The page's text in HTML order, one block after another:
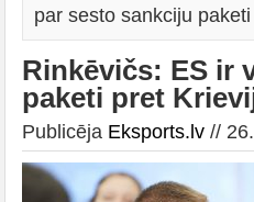
par sesto sankciju
Rinkēvičs: ES ir
paketi pret
Publicēja Eksports.lv //